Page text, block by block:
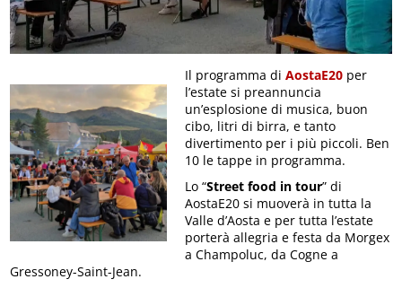
Il programma diAostaE20 per
l’estate si preannuncia
un’esplosione di musica, buon
cibo, litri di birra, e tanto
divertimento per i più piccoli. Ben
10 le tappe in programma.
Lo “Street food in tour” di
AostaE20 si muoverà in tutta la
Valle d’Aosta e per tutta l’estate
porterà allegria e festa da Morgex
a Champoluc, da Cogne a
Gressoney-Saint-Jean.